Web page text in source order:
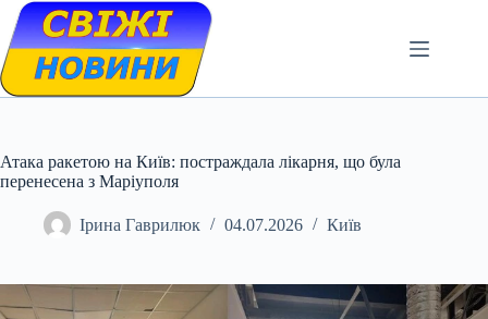
Skip
content
Атака ракетою на Київ: постраждала лікарня, що була
перенесена з Маріуполя
Ірина Гаврилюк 04.07.2026 Київ